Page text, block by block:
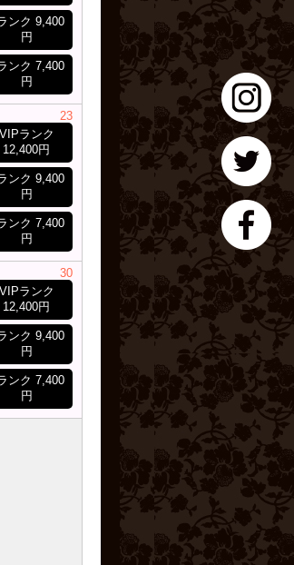
ンク 9,400
円
ンク 7,400
円
23
VIPランク
12,400円
ンク 9,400
円
ンク 7,400
円
30
VIPランク
12,400円
ンク 9,400
円
ンク 7,400
円